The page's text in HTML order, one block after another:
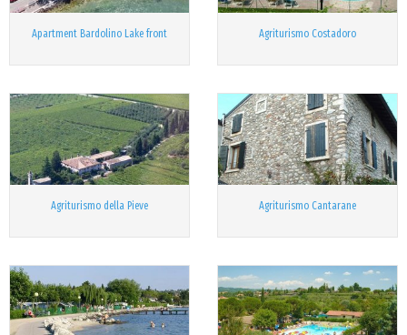
Apartment Bardolino Lake front Agriturismo Costadoro
Agriturismo della Pieve Agriturismo Cantarane